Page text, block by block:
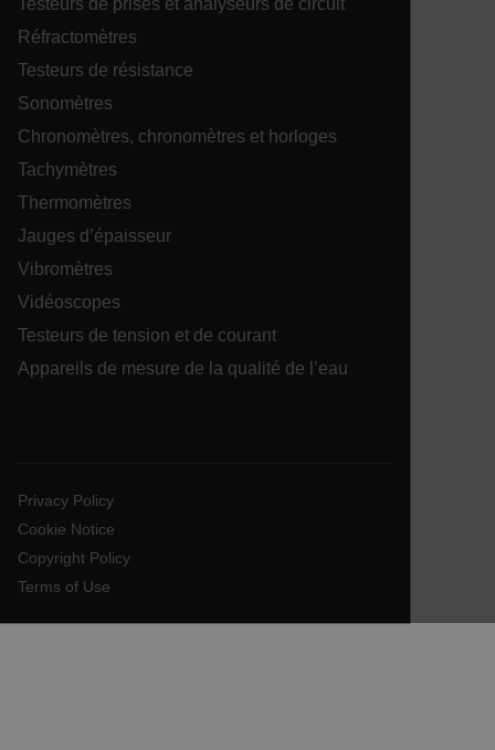
Testeurs de prises et analyseurs de circuit
Réfractomètres
Testeurs de résistance
Sonomètres
Chronomètres, chronomètres et horloges
Tachymètres
Thermomètres
Jauges d’épaisseur
Vibromètres
Vidéoscopes
Testeurs de tension et de courant
Appareils de mesure de la qualité de l’eau
Privacy Policy
Cookie Notice
Copyright Policy
Terms of Use
UserGlobalization